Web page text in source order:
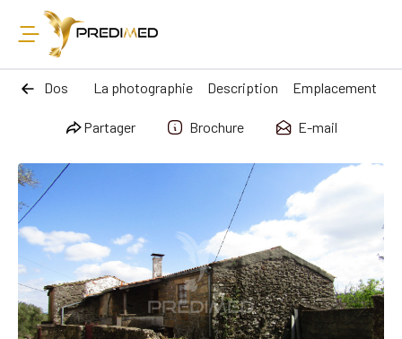
Dos La photographie Description Emplacement
Partager Brochure E-mail